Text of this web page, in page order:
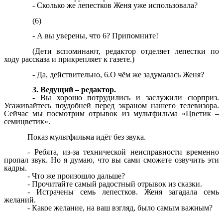
- Сколько же лепестков Женя уже использовала?
(6)
- А вы уверены, что 6? Припомните!
(Дети вспоминают, редактор отделяет лепестки по
ходу рассказа и прикрепляет к газете.)
- Да, действительно, 6.О чём же задумалась Женя?
3. Ведущий – редактор.
- Вы хорошо потрудились и заслужили сюрприз.
Усаживайтесь поудобней перед экраном нашего телевизора.
Сейчас мы посмотрим отрывок из мультфильма «Цветик –
семицветик».
Показ мультфильма идёт без звука.
- Ребята, из-за технической неисправности временно
пропал звук. Но я думаю, что вы сами сможете озвучить эти
кадры.
- Что же произошло дальше?
- Прочитайте самый радостный отрывок из сказки.
- Истрачены семь лепестков. Женя загадала семь
желаний.
- Какое желание, на ваш взгляд, было самым важным?